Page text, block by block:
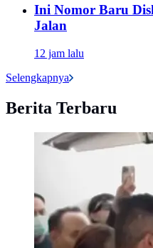
Ini Nomor Baru
Jalan
12 jam lalu
Selengkapnya
Berita Terbaru